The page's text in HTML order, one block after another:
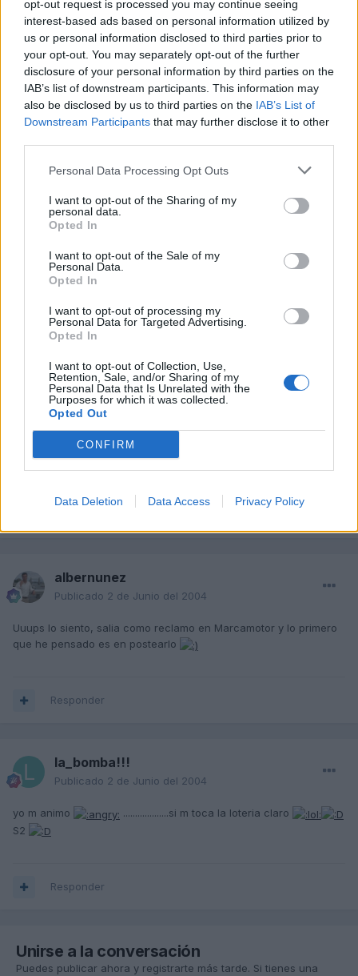
opt-out request is processed you may continue seeing
interest-based ads based on personal information utilized by
us or personal information disclosed to third parties prior to
your opt-out. You may separately opt-out of the further
disclosure of your personal information by third parties on the
IAB’s list of downstream participants. This information may
also be disclosed by us to third parties on the IAB’s List of
Downstream Participants that may further disclose it to other
Personal Data Processing Opt Outs
I want to opt-out of the Sharing of my
personal data.
Opted In
I want to opt-out of the Sale of my
Personal Data.
Opted In
I want to opt-out of processing my
Personal Data for Targeted Advertising.
Opted In
I want to opt-out of Collection, Use,
Retention, Sale, and/or Sharing of my
Personal Data that Is Unrelated with the
Purposes for which it was collected.
Opted Out
CONFIRM
Data Deletion Data Access Privacy Policy
Responder
Nerea
Publicado2 de Junio del 2004
quizás alguien se anime
Yo me animo, yo me animo!!! y más ahora q me han renovadooo
en el trabajooo!!!
Responder
javier
Publicado
yo animado estoy...
albernunez
Publicado 2 de Junio del 2004
Uuups lo siento, salia como reclamo en Marcamotor y lo primero
que he pensado es en postearlo
Responder
la_bomba!!!
Publicado 2 de Junio del 2004
yo m animo
...................si m toca la loteria claro
S2
Responder
Unirse a la conversación
Puedes publicar ahora y registrarte más tarde. Si tienes una